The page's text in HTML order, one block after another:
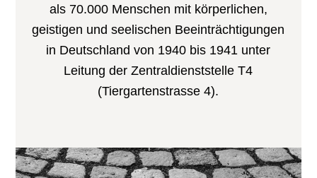
als 70.000 Menschen mit körperlichen,
geistigen und seelischen Beeinträchtigungen
in Deutschland von 1940 bis 1941 unter
Leitung der Zentraldienststelle T4
(Tiergartenstrasse 4).